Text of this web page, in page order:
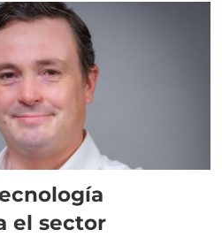
el sector